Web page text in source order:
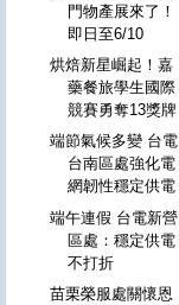
門物產展來了！
即日至6/10
烘焙新星崛起！嘉
藥餐旅學生國際
競賽勇奪13獎牌
端節氣候多變 台電
台南區處強化電
網韌性穩定供電
端午連假 台電新營
區處：穩定供電
不打折
苗栗榮服處關懷恩